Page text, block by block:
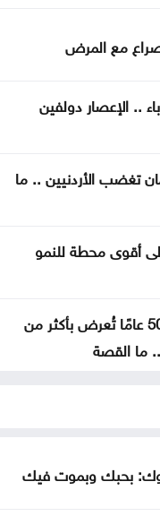
أي تحرك عسكري
ستسجل باسم
محفورا في
مع المرض
.. الإعصار دولفين
تغضب الأردنيين .. ما
أقوى محطة للنمو
سيارة عمرها أكثر من 50 عامًا تُعرض بأكثر من
ما القصة
بحبك وبموت فيك